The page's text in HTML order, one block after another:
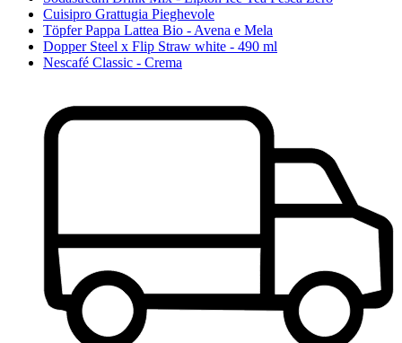
Cuisipro Grattugia Pieghevole
Töpfer Pappa Lattea Bio - Avena e Mela
Dopper Steel x Flip Straw white - 490 ml
Nescafé Classic - Crema